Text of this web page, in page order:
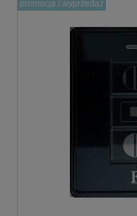
promocja / wyprzedaż